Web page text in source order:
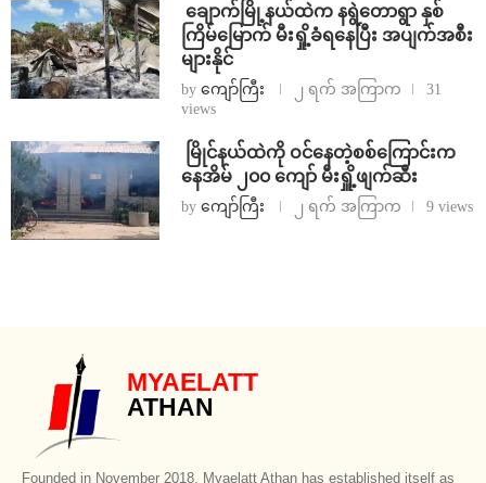
⁩ ⁨ချောက်မြို့နယ်ထဲက နရွဲတောရွာ နှစ်
ကြိမ်မြောက် မီးရှို့ခံရနေပြီး အပျက်အစီး
များနိုင်
by ကျော်ကြီး ၂ ရက် အကြာက
31
views
⁩ ⁨မြိုင်နယ်ထဲကို ဝင်နေတဲ့စစ်ကြောင်းက
နေအိမ် ၂၀၀ ကျော် မီးရှိူ့ဖျက်ဆီး
by ကျော်ကြီး ၂ ရက် အကြာက 9 views
MYAELATT
ATHAN
Founded in November 2018, Myaelatt Athan has established itself as